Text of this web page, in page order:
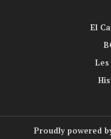
El
Proudly powered